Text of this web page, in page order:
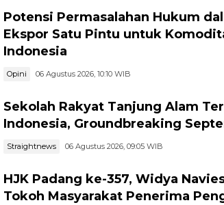
Potensi Permasalahan Hukum
Ekspor Satu Pintu untuk
Indonesia
Opini 06 Agustus 2026, 10:10 WIB
Sekolah Rakyat Tanjung Alam
Indonesia, Groundbreaking
Straightnews 06 Agustus 2026, 09:05 WIB
HJK Padang ke-357, Widya
Tokoh Masyarakat Penerima